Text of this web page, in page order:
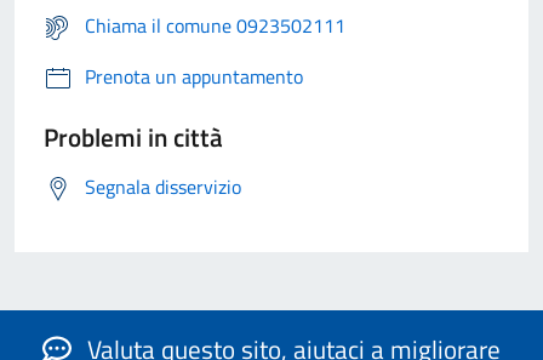
Chiama il comune 0923502111
Prenota un appuntamento
Problemi in città
Segnala disservizio
Valuta questo sito, aiutaci a migliorare